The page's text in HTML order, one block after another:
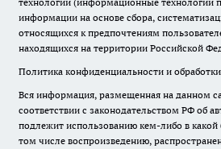
информации на основе сбора,
относящихся к предпочтениям
находящихся на территории Российской
Политика конфиденциальности и
Вся информация, размещенная на данном
соответствии с законодательством РФ об
подлежит использованию кем-либо в
том числе воспроизведению,